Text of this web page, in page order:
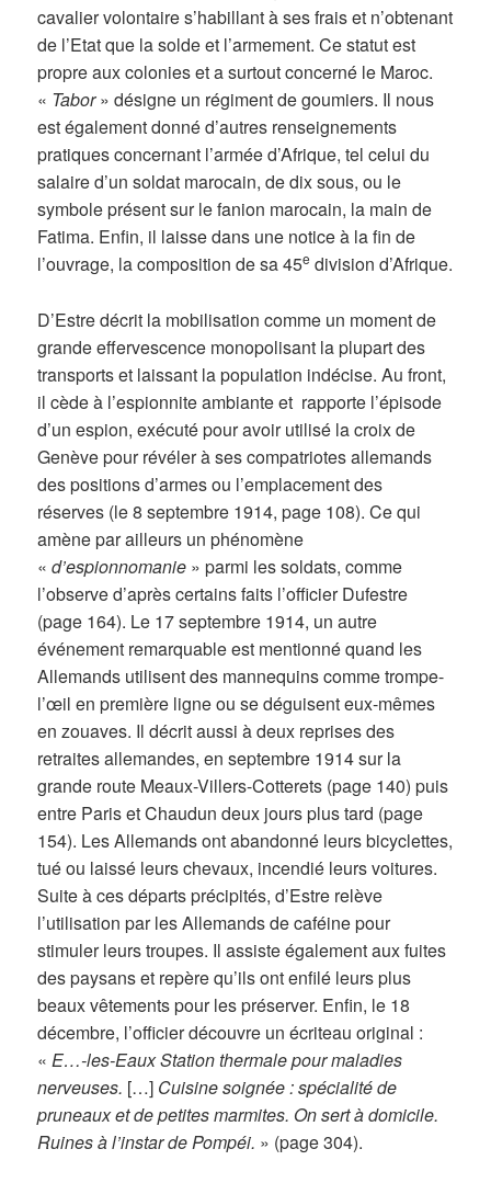
cavalier volontaire s’habillant à ses frais et n’obtenant
de l’Etat que la solde et l’armement. Ce statut est
propre aux colonies et a surtout concerné le Maroc.
« Tabor» désigne un régiment de goumiers. Il nous
est également donné d’autres renseignements
pratiques concernant l’armée d’Afrique, tel celui du
salaire d’un soldat marocain, de dix sous, ou le
symbole présent sur le fanion marocain, la main de
Fatima. Enfin, il laisse dans une notice à la fin de
l’ouvrage, la composition de sa 45e division d’Afrique.
D’Estre décrit la mobilisation comme un moment de
grande effervescence monopolisant la plupart des
transports et laissant la population indécise. Au front,
il cède à l’espionnite ambiante et rapporte l’épisode
d’un espion, exécuté pour avoir utilisé la croix de
Genève pour révéler à ses compatriotes allemands
des positions d’armes ou l’emplacement des
réserves (le 8 septembre 1914, page 108). Ce qui
amène par ailleurs un phénomène
«d’espionnomanie » parmi les soldats, comme
l’observe d’après certains faits l’officier Dufestre
(page 164). Le 17 septembre 1914, un autre
événement remarquable est mentionné quand les
Allemands utilisent des mannequins comme trompe-
l’œil en première ligne ou se déguisent eux-mêmes
en zouaves. Il décrit aussi à deux reprises des
retraites allemandes, en septembre 1914 sur la
grande route Meaux-Villers-Cotterets (page 140) puis
entre Paris et Chaudun deux jours plus tard (page
154). Les Allemands ont abandonné leurs bicyclettes,
tué ou laissé leurs chevaux, incendié leurs voitures.
Suite à ces départs précipités, d’Estre relève
l’utilisation par les Allemands de caféine pour
stimuler leurs troupes. Il assiste également aux fuites
des paysans et repère qu’ils ont enfilé leurs plus
beaux vêtements pour les préserver. Enfin, le 18
décembre, l’officier découvre un écriteau original :
« E…-les-Eaux Station thermale pour maladies
nerveuses. […] Cuisine soignée : spécialité de
pruneaux et de petites marmites. On sert à domicile.
Ruines à l’instar de Pompéi. » (page 304).